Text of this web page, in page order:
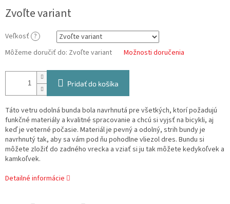
cena:
Zvoľte variant
Veľkosť ?
Môžeme doručiť do: Zvoľte variant Možnosti doručenia
Pridať do košíka
Táto vetru odolná bunda bola navrhnutá pre všetkých, ktorí požadujú
funkčné materiály a kvalitné spracovanie a chcú si vyjsť na bicykli, aj
keď je veterné počasie. Materiál je pevný a odolný, strih bundy je
navrhnutý tak, aby sa vám pod ňu pohodlne vliezol dres. Bundu si
môžete zložiť do zadného vrecka a vziať si ju tak môžete kedykoľvek a
kamkoľvek.
Detailné informácie